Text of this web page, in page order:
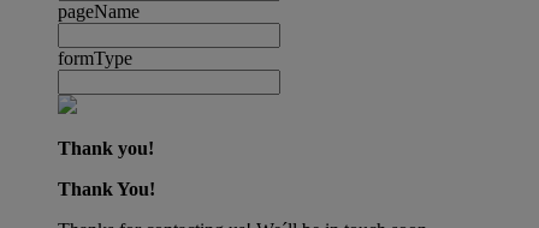
pageName
formType
Thank you!
Thank You!